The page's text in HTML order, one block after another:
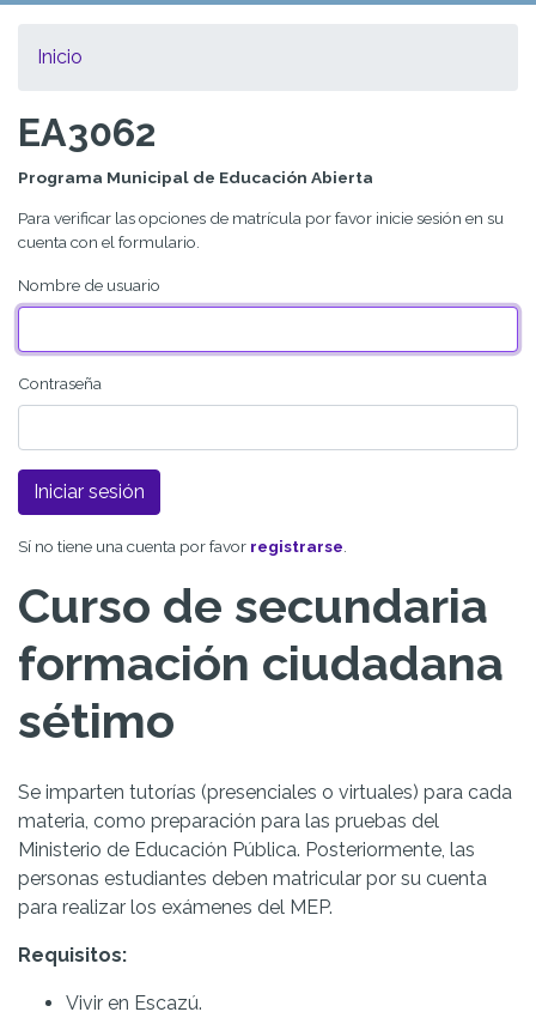
Inicio
EA3062
Programa Municipal de Educación Abierta
Para verificar las opciones de matrícula por favor inicie sesión en su
cuenta con el formulario.
Nombre de usuario
Contraseña
Sí no tiene una cuenta por favor registrarse
Curso de secundaria
formación ciudadana
sétimo
Se imparten tutorías (presenciales o virtuales) para cada
materia, como preparación para las pruebas del
Ministerio de Educación Pública. Posteriormente, las
personas estudiantes deben matricular por su cuenta
para realizar los exámenes del MEP.
Requisitos:
Vivir en Escazú.